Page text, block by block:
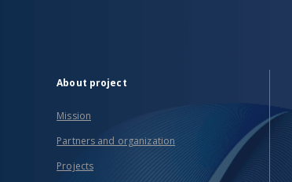
About project
Mission
Partners and organization
Projects